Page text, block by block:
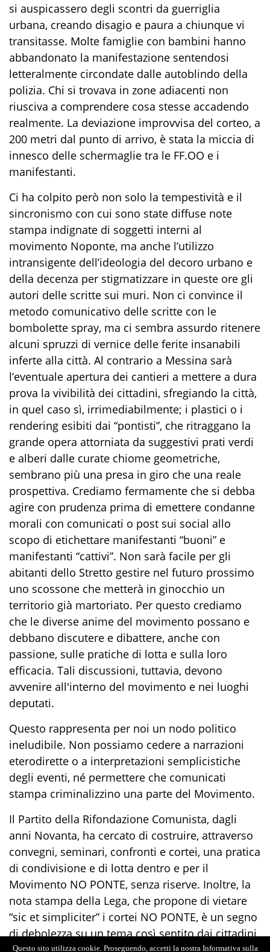
si auspicassero degli scontri da guerriglia
urbana, creando disagio e paura a chiunque vi
transitasse. Molte famiglie con bambini hanno
abbandonato la manifestazione sentendosi
letteralmente circondate dalle autoblindo della
polizia. Chi si trovava in zone adiacenti non
riusciva a comprendere cosa stesse accadendo
realmente. La deviazione improvvisa del corteo, a
200 metri dal punto di arrivo, è stata la miccia di
innesco delle schermaglie tra le FF.OO e i
manifestanti.
Ci ha colpito però non solo la tempestività e il
sincronismo con cui sono state diffuse note
stampa indignate di soggetti interni al
movimento Noponte, ma anche l’utilizzo
intransigente dell’ideologia del decoro urbano e
della decenza per stigmatizzare in queste ore gli
autori delle scritte sui muri. Non ci convince il
metodo comunicativo delle scritte con le
bombolette spray, ma ci sembra assurdo ritenere
alcuni spruzzi di vernice delle ferite insanabili
inferte alla città. Al contrario a Messina sarà
l’eventuale apertura dei cantieri a mettere a dura
prova la vivibilità dei cittadini, sfregiando la città,
in quel caso sì, irrimediabilmente; i plastici o i
rendering esibiti dai “pontisti”, che ritraggano la
grande opera attorniata da suggestivi prati verdi
e alberi dalle curate chiome geometriche,
sembrano più una presa in giro che una reale
prospettiva. Crediamo fermamente che si debba
agire con prudenza prima di emettere condanne
morali con comunicati o post sui social allo
scopo di etichettare manifestanti “buoni” e
manifestanti “cattivi”. Non sarà facile per gli
abitanti dello Stretto gestire nel futuro prossimo
uno scossone che metterà in ginocchio un
territorio già martoriato. Per questo crediamo
che le diverse anime del movimento possano e
debbano discutere e dibattere, anche con
passione, sulle pratiche di lotta e sulla loro
efficacia. Tali discussioni, tuttavia, devono
avvenire all'interno del movimento e nei luoghi
deputati.
Questo rappresenta per noi un nodo politico
ineludibile. Non possiamo cedere a narrazioni
eterodirette o a interpretazioni semplicistiche
degli eventi, né permettere che comunicati
stampa criminalizzino una parte del Movimento.
Il Partito della Rifondazione Comunista, dagli
anni Novanta, ha cercato di costruire, attraverso
convegni, seminari, confronti e cortei, una pratica
di condivisione e di lotta dentro e per il
Movimento NO PONTE, senza riserve. Inoltre, la
nota stampa della Lega, che propone di vietare
“sic et simpliciter” i cortei NO PONTE, è un segno
di debolezza su un tema così sentito dai cittadini,
Questo sito utilizza cookie. Proseguendo, accetti la nostra Informativa sulla